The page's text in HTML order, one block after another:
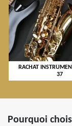
RACHAT
37
Pourquoi